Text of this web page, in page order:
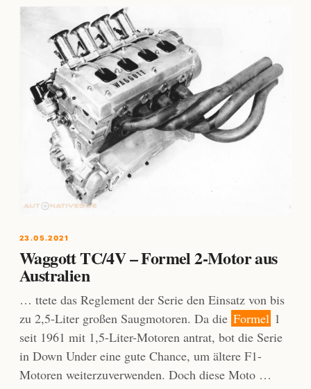
23.05.2021
Waggott TC/4V – Formel 2-Motor aus
Australien
… ttete das Reglement der Serie den Einsatz von bis
zu 2,5-Liter großen Saugmotoren. Da die Formel 1
seit 1961 mit 1,5-Liter-Motoren antrat, bot die Serie
in Down Under eine gute Chance, um ältere F1-
Motoren weiterzuverwenden. Doch diese Moto …